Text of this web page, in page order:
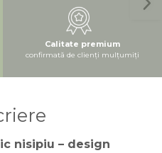
Calitate premium
confirmată de clienți mulțumiți
nisipiu – design